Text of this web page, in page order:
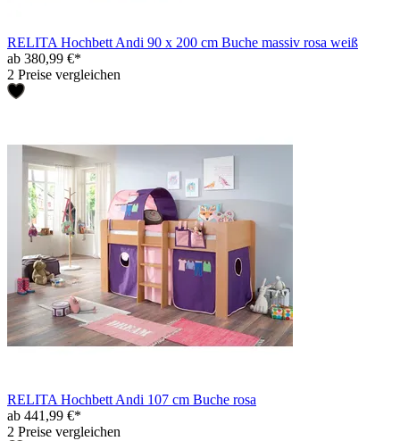
RELITA Hochbett Andi 90 x 200 cm Buche massiv rosa weiß
ab 380,99 €*
2 Preise vergleichen
RELITA Hochbett Andi 107 cm Buche rosa
ab 441,99 €*
2 Preise vergleichen